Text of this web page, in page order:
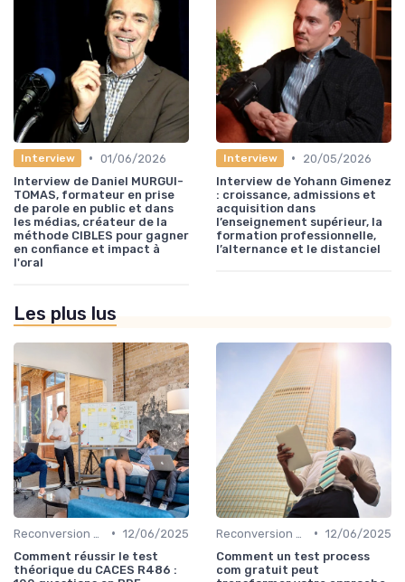
Interview • 01/06/2026
Interview de Daniel MURGUI-
TOMAS, formateur en prise
de parole en public et dans
les médias, créateur de la
méthode CIBLES pour gagner
en confiance et impact à
l'oral
Interview •
20/05/2026
Interview de Yohann Gimenez
: croissance, admissions et
acquisition dans
l’enseignement supérieur, la
formation professionnelle,
l’alternance et le distanciel
Les plus lus
• 12/06/2025
Comment réussir le test
théorique du CACES R486 :
• 12/06/2025
Comment un test process
com gratuit peut